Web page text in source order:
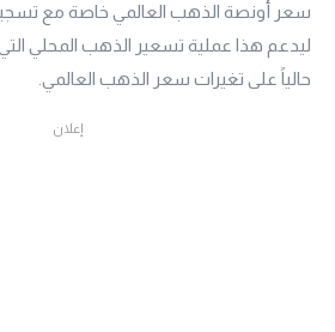
سعر أونصة الذهب العالمي خاصة مع
ليدعم هذا عملية تسعير الذهب المحلي
حالياً على تغيرات سعر الذهب العالمي.
إعلان